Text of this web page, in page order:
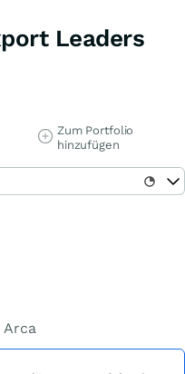
Leaders
Zum Portfolio
hinzufügen
Arca